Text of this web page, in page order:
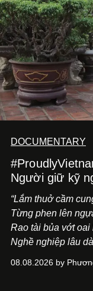
DOCUMENTARY
Người giữ kỹ
“Lắm thuở cầm
Từng phen lên
Rao tài bủa vớt oai
Nghề nghiệp lâu
08.08.2026 by